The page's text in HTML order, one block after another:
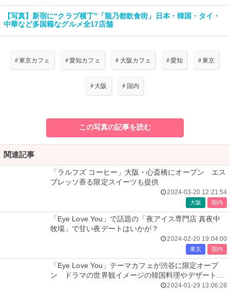
【写真】新宿に“クラブ横丁”「龍乃都飲食街」日本・韓国・タイ・
中華など多国籍なグルメ全17店舗
# 東京カフェ #愛知カフェ # 大阪カフェ #愛知 # 東京
# 大阪 # 国内
この写真の記事を読む
関連記事
「ラルフズ コーヒー」大阪・心斎橋にオープン エス
プレッソ香る限定スイーツも提供
2024-03-20 12:21:54
大阪 国内
「Eye Love You」で話題の「夜アイス専門店 真夜中
牧場」で甘い夜デートはいかが？
2024-02-20 19:04:00
東京 国内
「Eye Love You」テーマカフェが渋谷に限定オープ
ン ドラマの世界観イメージの韓国料理やデザート提
2024-01-29 13:06:28